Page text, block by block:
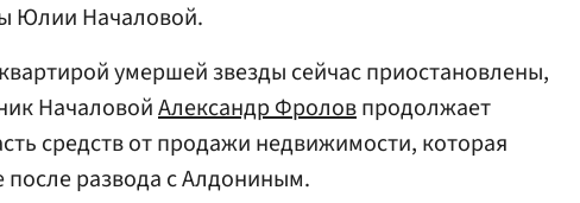
Юлии Началовой.
умершей звезды сейчас приостановлены,
НачаловойАлександр Фроловпродолжает
средств от продажи недвижимости, которая
после развода с Алдониным.